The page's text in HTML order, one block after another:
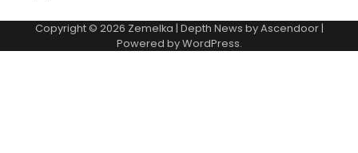
Copyright © 2026 Zemelka | Depth News byAscendoor|
Powered byWordPress.